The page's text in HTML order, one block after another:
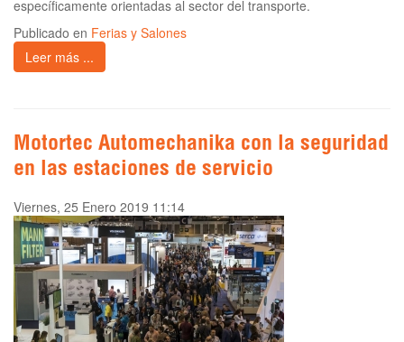
específicamente orientadas al sector del transporte.
Publicado en Ferias y Salones
Leer más ...
Motortec Automechanika con la seguridad
en las estaciones de servicio
Viernes, 25 Enero 2019 11:14